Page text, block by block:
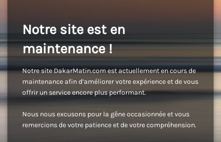
Notre site est en
maintenance !
Notre site DakarMatin.com est actuellement en cours de
maintenance afin d’améliorer votre expérience et de vous
offrir un service encore plus performant.
Nous nous excusons pour la gêne occasionnée et vous
remercions de votre patience et de votre compréhension.